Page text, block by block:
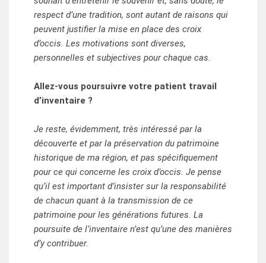
respect d’une tradition, sont autant de raisons qui
peuvent justifier la mise en place des croix
d’occis. Les motivations sont diverses,
personnelles et subjectives pour chaque cas.
Allez-vous poursuivre votre patient travail
d’inventaire ?
Je reste, évidemment, très intéressé par la
découverte et par la préservation du patrimoine
historique de ma région, et pas spécifiquement
pour ce qui concerne les croix d’occis. Je pense
qu’il est important d’insister sur la responsabilité
de chacun quant à la transmission de ce
patrimoine pour les générations futures. La
poursuite de l’inventaire n’est qu’une des manières
d’y contribuer.